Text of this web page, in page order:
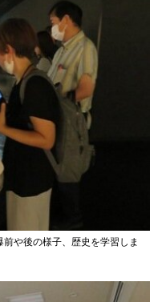
や後の様子、歴史を学習しま